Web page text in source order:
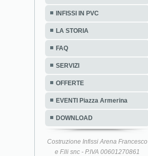
INFISSI IN PVC
LA STORIA
FAQ
SERVIZI
OFFERTE
EVENTI Piazza Armerina
DOWNLOAD
Costruzione Infissi Arena Francesco
e F.lli snc - P.IVA 00601270861